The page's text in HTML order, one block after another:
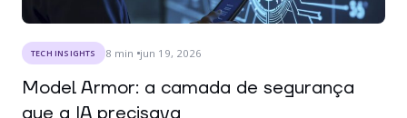
TECH INSIGHTS 8 min jun 19, 2026
Model Armor: a camada de segurança